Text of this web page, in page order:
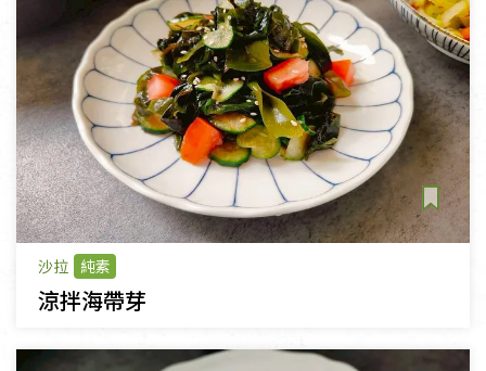
沙拉 純素
涼拌海帶芽